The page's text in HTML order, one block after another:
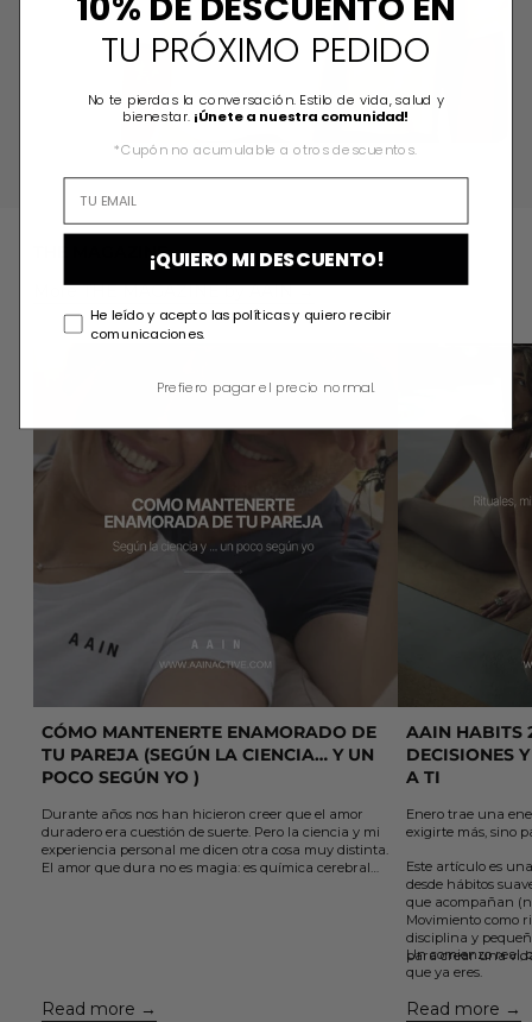
THE MAGAZINE
More THE MAGAZINE by AAIN
Read more: Cómo mantenerte enamorado de tu pareja
CÓMO MANTENERTE ENAMORADO DE
TU PAREJA (SEGÚN LA CIENCIA… Y UN
POCO SEGÚN YO )
Durante años nos han hicieron creer que el amor
duradero era cuestión de suerte. Pero la ciencia y mi
experiencia personal me dicen otra cosa muy distinta.
El amor que dura no es magia: es química cerebral
Read more
Read more:
AAIN HABITS
DECISIONES
A TI
Enero trae una
exigirte más, sino
Este artículo es
desde hábitos
que acompañan
Movimiento como
disciplina y
para crear una
Un comienzo real,
que ya eres.
Read more
TU PRÓXIMO PEDIDO
No te pierdas la conversación. Estilo de vida, salud y
bienestar. ¡Únete a nuestra comunidad!
*Cupón no acumulable a otros descuentos.
¡QUIERO MI DESCUENTO!
He leído y acepto las políticas y quiero recibir
comunicaciones.
Prefiero pagar el precio normal.